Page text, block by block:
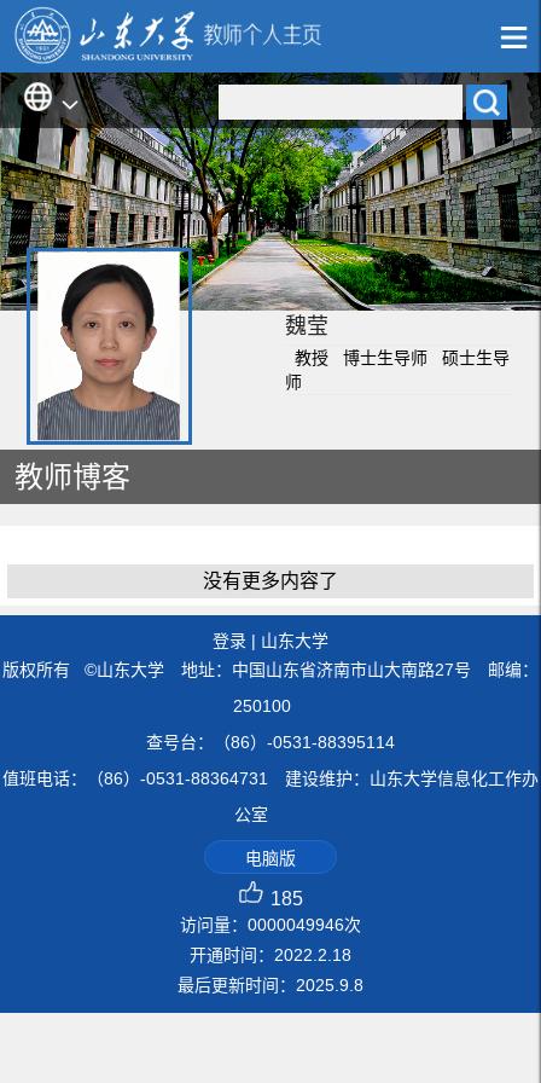
魏莹
教授 博士生导师 硕士生导
师
教师博客
没有更多内容了
登录 | 山东大学
版权所有 ©山东大学 地址：中国山东省济南市山大南路27号 邮编：
250100
查号台：（86）-0531-88395114
值班电话：（86）-0531-88364731 建设维护：山东大学信息化工作办
公室
电脑版
185
访问量： 0000049946次
开通时间： 2022 2 18
最后更新时间： 2025 9 8